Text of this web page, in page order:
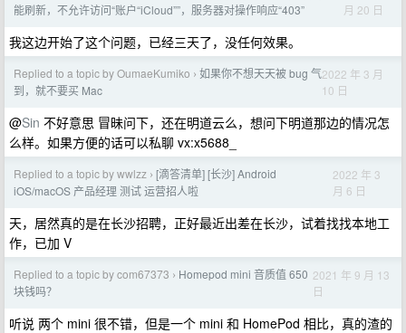
能刷新，不允许访问“账户“iCloud””，服务器对操作响应“403”
月 20 日
我这边开始了这个问题，已经三天了，没任何效果。
Replied to a topic by OumaeKumiko › 如果你不想天天被 bug 气
到，就不要买 Mac
2022 年 3 月
10 日
@Sin 不好意思 冒昧问下，还在明道云么，想问下明道那边的情况怎
么样。如果方便的话可以私聊 vx:x5688_
Replied to a topic by wwlzz › [滴答清单] [长沙] Android
iOS/macOS 产品经理 测试 运营招人啦
2022 年 3
月 6 日
天，居然真的是在长沙招聘，正好最近出差在长沙，试着找找本地工
作，已加 V
Replied to a topic by com67373 › Homepod mini 音质值 650
块钱吗？
2021 年 9 月 13
日
听说 两个 mini 很不错，但是一个 mini 和 HomePod 相比，真的渣的